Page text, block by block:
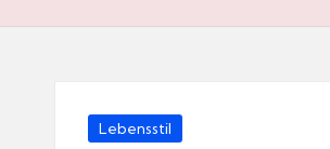
Posted
Lebensstil